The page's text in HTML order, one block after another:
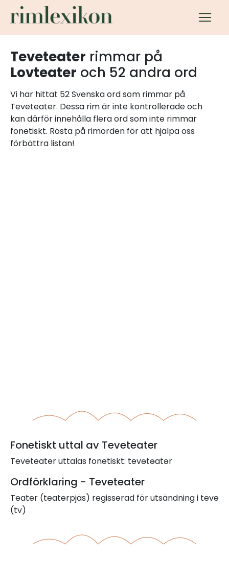
Teveteater rimmar på
Lovteater och 52 andra ord
Vi har hittat 52 Svenska ord som rimmar på
Teveteater. Dessa rim är inte kontrollerade och
kan därför innehålla flera ord som inte rimmar
fonetiskt. Rösta på rimorden för att hjälpa oss
förbättra listan!
Fonetiskt uttal av Teveteater
Teveteater uttalas fonetiskt: tevətəatər
Ordförklaring - Teveteater
Teater (teaterpjäs) regisserad för utsändning i teve
(tv)